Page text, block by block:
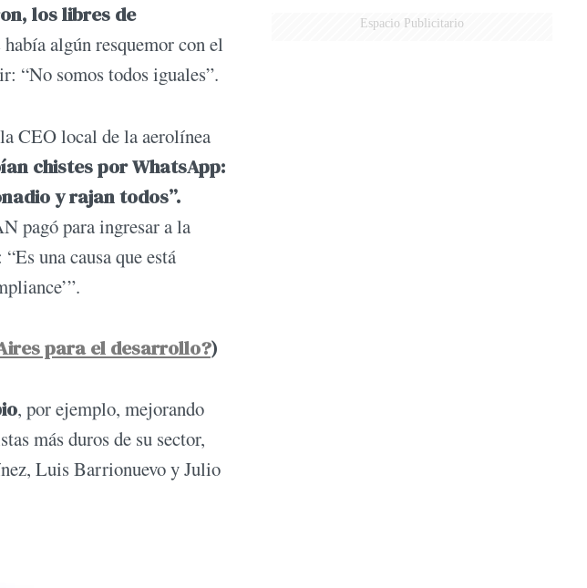
los libres de
algún resquemor con el
“No somos todos iguales”.
CEO local de la aerolínea
chistes por WhatsApp:
y rajan todos”.
pagó para ingresar a la
una causa que está
para el desarrollo?)
, por ejemplo, mejorando
más duros de su sector,
Luis Barrionuevo y Julio
Espacio Publicitario